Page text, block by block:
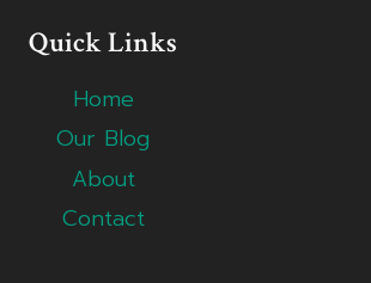
Quick Links
Home
Our Blog
About
Contact